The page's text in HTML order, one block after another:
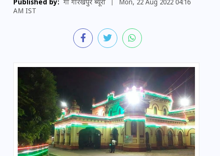
Published by: गो गोरखपुर ब्यूरो
Mon, 22 Aug 2022 04:16
AM IST